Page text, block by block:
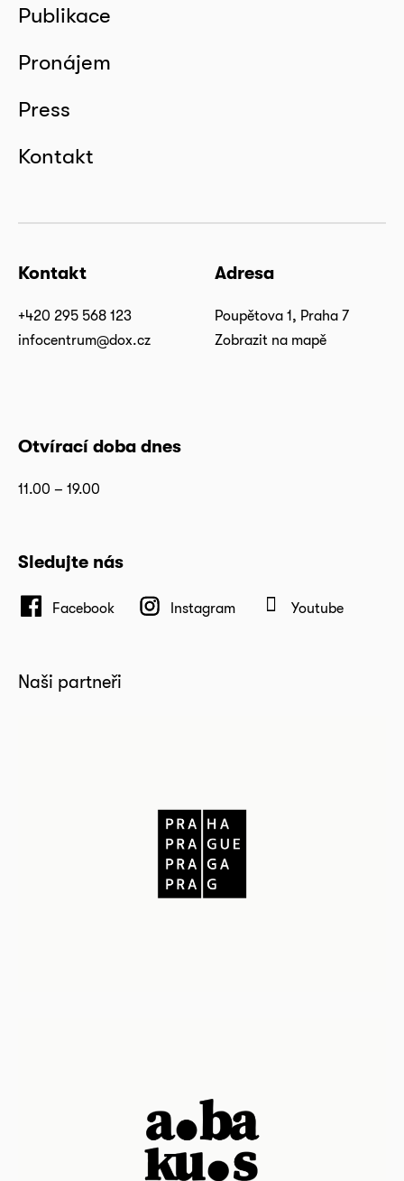
Publikace
Pronájem
Press
Kontakt
Kontakt
+420 295 568 123
infocentrum@dox.cz
Adresa
Poupětova 1, Praha 7
Zobrazit na mapě
Otvírací doba dnes
11.00 – 19.00
Sledujte nás
Facebook Instagram Youtube
Naši partneři